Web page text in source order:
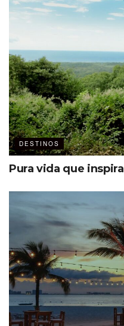
DESTINOS
Pura vida que inspira